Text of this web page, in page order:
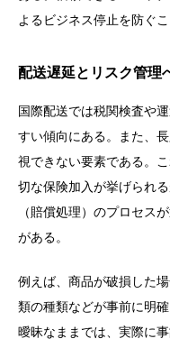
よるビジネス停止を防ぐ
配送遅延とリスク管理
国際配送では税関検査や
すい傾向にある。また、
視できない要素である。
切な保険加入が挙げられ
（賠償処理）のプロセス
がある。
例えば、商品が破損した
類の種類などが事前に明
曖昧なままでは、実際に